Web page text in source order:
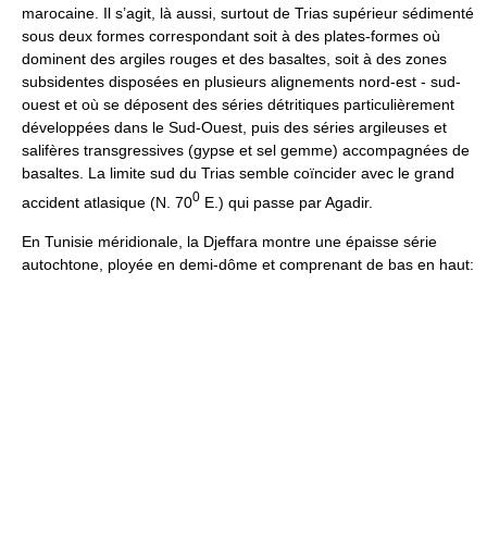
marocaine. Il s’agit, là aussi, surtout de Trias supérieur sédimenté
sous deux formes correspondant soit à des plates-formes où
dominent des argiles rouges et des basaltes, soit à des zones
subsidentes disposées en plusieurs alignements nord-est - sud-
ouest et où se déposent des séries détritiques particulièrement
développées dans le Sud-Ouest, puis des séries argileuses et
salifères transgressives (gypse et sel gemme) accompagnées de
basaltes. La limite sud du Trias semble coïncider avec le grand
accident atlasique (N. 700 E.) qui passe par Agadir.
En Tunisie méridionale, la Djeffara montre une épaisse série
autochtone, ployée en demi-dôme et comprenant de bas en haut: